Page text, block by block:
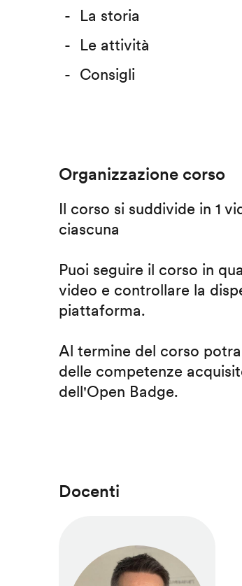
La storia
Le attività
Consigli
Organizzazione corso
Il corso si suddivide in 1
ciascuna
Puoi seguire il corso in
video e controllare la
piattaforma.
Al termine del corso
delle competenze
dell'Open Badge.
Docenti